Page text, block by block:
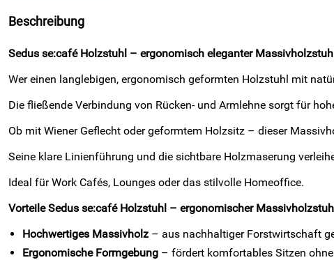
Beschreibung
Sedus se:café Holzstuhl – ergonomisch eleganter
Wer einen langlebigen, ergonomisch geformten Holzstuhl mit
Die fließende Verbindung von Rücken- und Armlehne sorgt für
Ob mit Wiener Geflecht oder geformtem Holzsitz – dieser
Seine klare Linienführung und die sichtbare Holzmaserung
Ideal für Work Cafés, Lounges oder das stilvolle Homeoffice.
Vorteile Sedus se:café Holzstuhl – ergonomischer
Hochwertiges Massivholz – aus nachhaltiger Forstwirtschaft
Ergonomische Formgebung – fördert komfortables Sitzen